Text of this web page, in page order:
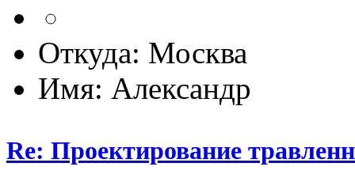
Откуда: Москва
Имя: Александр
Re: Проектирование